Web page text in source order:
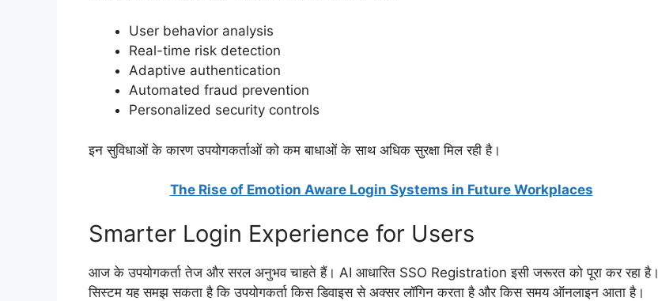
User behavior analysis
Real-time risk detection
Adaptive authentication
Automated fraud prevention
Personalized security controls
इन सुविधाओं के कारण उपयोगकर्ताओं को कम बाधाओं के साथ अधिक सुरक्षा मिल रही है।
The Rise of Emotion Aware Login Systems in Future Workplaces
Smarter Login Experience for Users
आज के उपयोगकर्ता तेज और सरल अनुभव चाहते हैं। AI आधारित SSO Registration इसी जरूरत को पूरा कर रहा है।
सिस्टम यह समझ सकता है कि उपयोगकर्ता किस डिवाइस से अक्सर लॉगिन करता है और किस समय ऑनलाइन आता है।